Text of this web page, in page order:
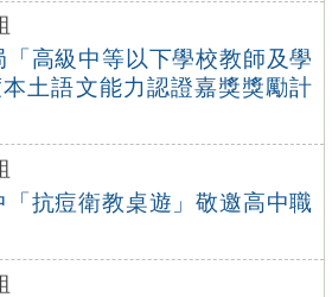
高級中等以下學校教師及學
土語文能力認證嘉獎獎勵計
抗痘衛教桌遊」敬邀高中職